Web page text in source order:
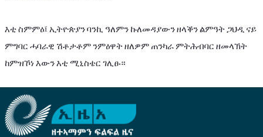
እቲስምምዕ፤ ኢትዮጵያንባንኪ ዓለምን ኩለመዳያውንዘላቕንልምዓት ጋህዲ ናይ
ምግባር ሓባራዊ ሽቶታቶም ንምዕዋትዘለዎም ጠንካራ ምትሕብባር ዘመላኽት
ከምዝኾነ እውንእቲሚኒስቴር ገሊፁ።